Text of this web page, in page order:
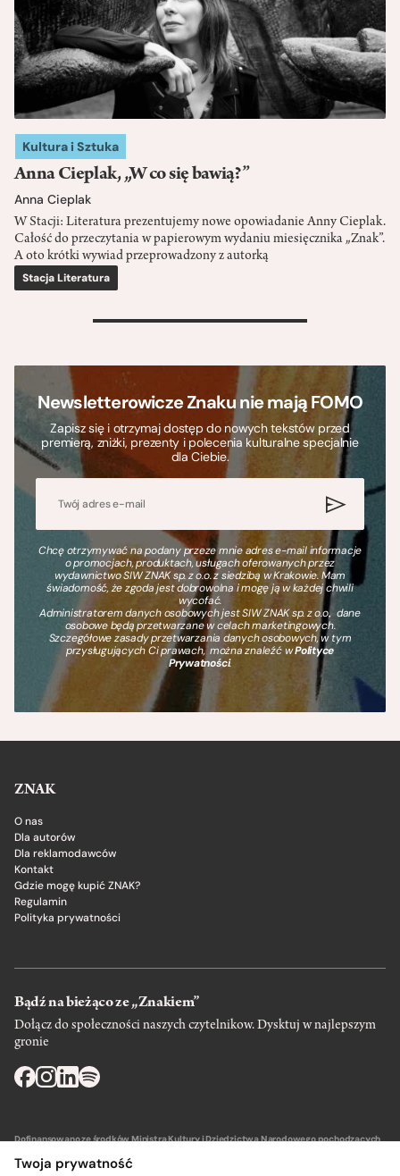
Kultura i Sztuka
Anna Cieplak, „W co się bawią?”
Anna Cieplak
W Stacji: Literatura prezentujemy nowe opowiadanie Anny Cieplak.
Całość do przeczytania w papierowym wydaniu miesięcznika „Znak”.
A oto krótki wywiad przeprowadzony z autorką
Stacja Literatura
>
Newsletterowicze Znaku nie mają FOMO
Zapisz się i otrzymaj dostęp do nowych tekstów przed
premierą, zniżki, prezenty i polecenia kulturalne specjalnie
dla Ciebie.
Chcę otrzymywać na podany przeze mnie adres e-mail informacje
o promocjach, produktach, usługach oferowanych przez
wydawnictwo SIW ZNAK sp. z o.o. z siedzibą w Krakowie. Mam
świadomość, że zgoda jest dobrowolna i mogę ją w każdej chwili
wycofać.
Administratorem danych osobowych jest SIW ZNAK sp. z o.o., dane
osobowe będą przetwarzane w celach marketingowych.
Szczegółowe zasady przetwarzania danych osobowych, w tym
przysługujących Ci prawach, można znaleźć wPolityce
Prywatności.
ZNAK
O nas
Dla autorów
Dla reklamodawców
Kontakt
Gdzie mogę kupić ZNAK?
Regulamin
Polityka prywatności
Bądź na bieżąco ze „Znakiem”
Dołącz do społeczności naszych czytelnikow. Dysktuj w najlepszym
gronie
Dofinansowano ze środków Ministra Kultury i Dziedzictwa Narodowego pochodzących
Twoja prywatność